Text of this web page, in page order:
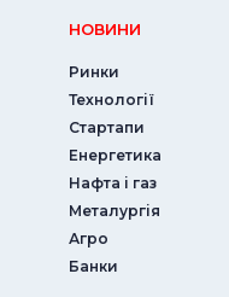
НОВИНИ
Ринки
Технології
Стартапи
Енергетика
Нафта і газ
Металургія
Агро
Банки